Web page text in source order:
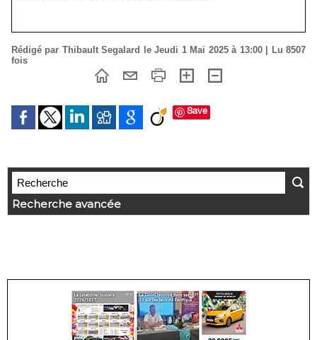
Rédigé par Thibault Segalard le Jeudi 1 Mai 2025 à 13:00 | Lu 8507
fois
Save
Recherche avancée